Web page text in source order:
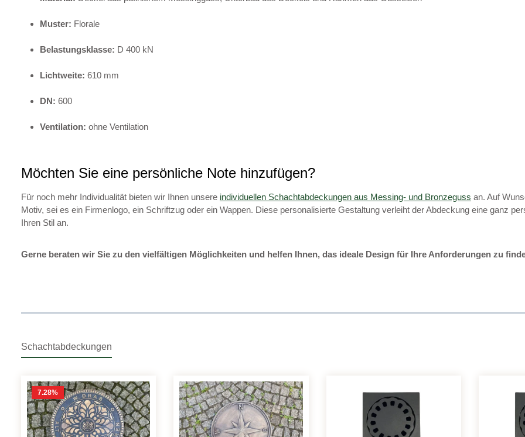
Muster: Florale
Belastungsklasse: D 400 kN
Lichtweite: 610 mm
DN: 600
Ventilation: ohne Ventilation
Möchten Sie eine persönliche Note hinzufügen?
Für noch mehr Individualität bieten wir Ihnen unsere individuellen Schachtabdeckungen aus Messing- und Bronzeguss an. Auf
Motiv, sei es ein Firmenlogo, ein Schriftzug oder ein Wappen. Diese personalisierte Gestaltung verleiht der Abdeckung eine ganz
Ihren Stil an.
Gerne beraten wir Sie zu den vielfältigen Möglichkeiten und helfen Ihnen, das ideale Design für Ihre Anforderungen zu
Schachtabdeckungen
Produktgalerie überspringen
7.28%